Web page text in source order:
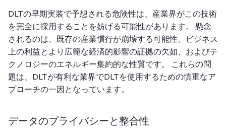
DLTの早期実装で予想される危険性は、産業界がこの技術
を完全に採用することを妨げる可能性があります。 懸念
されるのは、既存の産業慣行が崩壊する可能性、ビジネス
上の利益とより広範な経済的影響の証拠の欠如、およびテ
クノロジーのエネルギー集約的な性質です。 これらの問
題は、DLTが有利な業界でDLTを使用するための慎重なア
プローチの一因となっています。
データのプライバシーと整合性